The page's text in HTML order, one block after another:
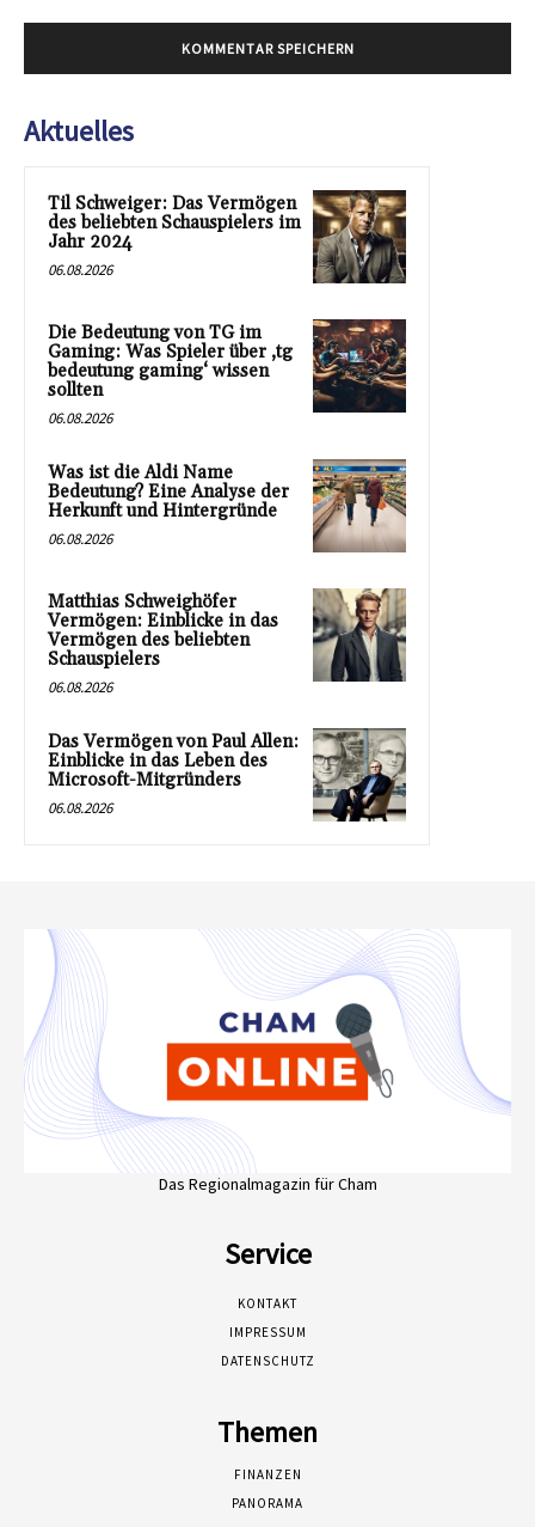
Aktuelles
Til Schweiger: Das Vermögen
des beliebten Schauspielers im
Jahr 2024
06.08.2026
Die Bedeutung von TG im
Gaming: Was Spieler über ‚tg
bedeutung gaming‘ wissen
sollten
06.08.2026
Was ist die Aldi Name
Bedeutung? Eine Analyse der
Herkunft und Hintergründe
06.08.2026
Matthias Schweighöfer
Vermögen: Einblicke in das
Vermögen des beliebten
Schauspielers
06.08.2026
Das Vermögen von Paul Allen:
Einblicke in das Leben des
Microsoft-Mitgründers
06.08.2026
Das Regionalmagazin für Cham
Service
KONTAKT
IMPRESSUM
DATENSCHUTZ
Themen
FINANZEN
PANORAMA